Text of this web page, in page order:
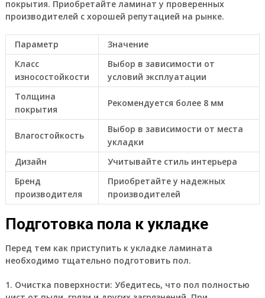
покрытия. Приобретайте ламинат у проверенных
производителей с хорошей репутацией на рынке.
Параметр
Значение
Класс
износостойкости
Выбор в зависимости от
условий эксплуатации
Толщина
покрытия
Рекомендуется более 8 мм
Влагостойкость
Выбор в зависимости от места
укладки
Дизайн
Учитывайте стиль интерьера
Бренд
производителя
Приобретайте у надежных
производителей
Подготовка пола к укладке
Перед тем как приступить к укладке ламината
необходимо тщательно подготовить пол.
1. Очистка поверхности: Убедитесь, что пол полностью